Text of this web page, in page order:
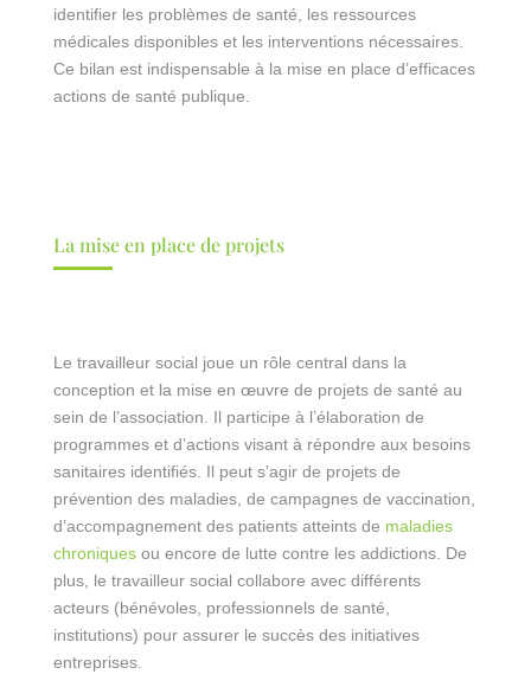
identifier les problèmes de santé, les ressources
médicales disponibles et les interventions nécessaires.
Ce bilan est indispensable à la mise en place d’efficaces
actions de santé publique.
La mise en place de projets
Le travailleur social joue un rôle central dans la
conception et la mise en œuvre de projets de santé au
sein de l’association. Il participe à l’élaboration de
programmes et d’actions visant à répondre aux besoins
sanitaires identifiés. Il peut s’agir de projets de
prévention des maladies, de campagnes de vaccination,
d’accompagnement des patients atteints de maladies
chroniquesou encore de lutte contre les addictions. De
plus, le travailleur social collabore avec différents
acteurs (bénévoles, professionnels de santé,
institutions) pour assurer le succès des initiatives
entreprises.